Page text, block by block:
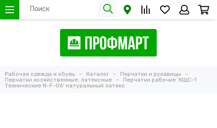
Рабочая одежда и обувь Каталог
Перчатки и рукавицы
Перчатки хозяйственные, латексные
Перчатки рабочие 'КЩС-1
Технические N-F-06' натуральный латекс